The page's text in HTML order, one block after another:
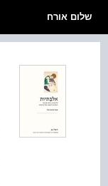
שלום אורח